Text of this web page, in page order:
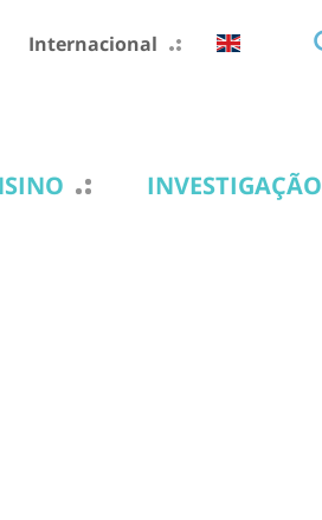
Internacional
INVESTIGAÇÃO